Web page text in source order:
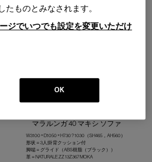
マラルンガ 40 マキシ ソファ
W3100 × D1050 × H730 ? 1030（SH465，AH560）
形状＝3人掛 背クッション付
脚端＝グライド（ABS樹脂（ブラック））
革＝NATURALE ZZ 13Z367 MOKA
ものとみなされます。
ジでいつでも設定を変更いただけ
OK